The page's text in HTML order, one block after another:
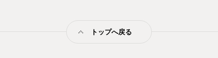
ー、いや、やめておこう。ここから腰を痛めた描写を事細かく
トップへ戻る